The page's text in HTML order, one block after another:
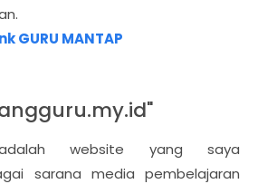
GURU MANTAP
website yang saya
sarana media pembelajaran